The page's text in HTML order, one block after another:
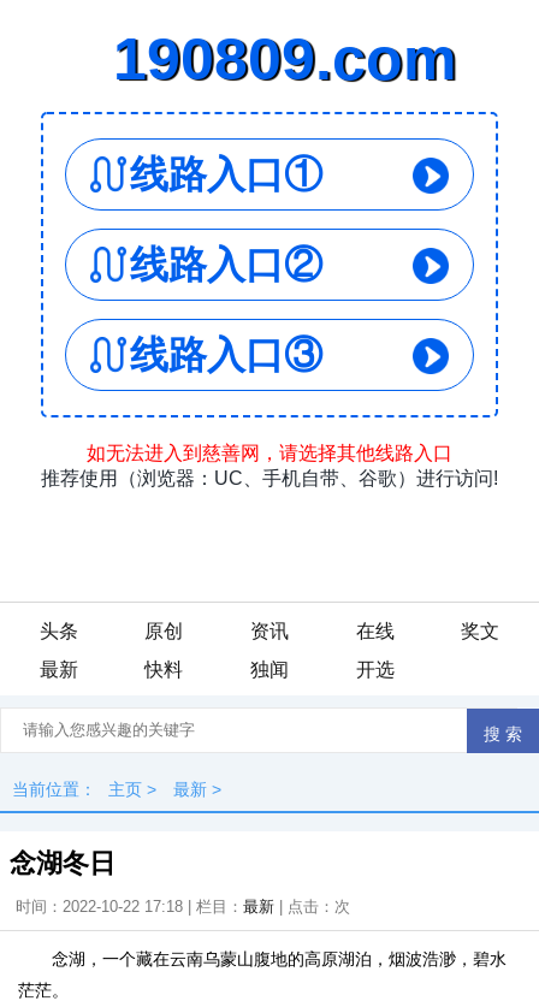
头条 原创 资讯 在线
奖文
最新
快料 独闻 开选
当前位置： 主页 > 最新 >
念湖冬日
时间：2022-10-22 17:18 | 栏目： 最新 | 点击： 次
念湖，一个藏在云南乌蒙山腹地的高原湖泊，烟波浩渺，碧水
茫茫。